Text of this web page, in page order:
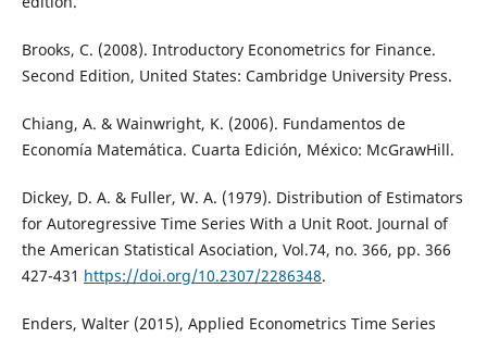
Brooks, C. (2008). Introductory Econometrics for Finance.
Second Edition, United States: Cambridge University Press.
Chiang, A. & Wainwright, K. (2006). Fundamentos de
Economía Matemática. Cuarta Edición, México: McGrawHill.
Dickey, D. A. & Fuller, W. A. (1979). Distribution of Estimators
for Autoregressive Time Series With a Unit Root. Journal of
the American Statistical Asociation, Vol.74, no. 366, pp. 366
427-431 https://doi.org/10.2307/2286348.
Enders, Walter (2015), Applied Econometrics Time Series